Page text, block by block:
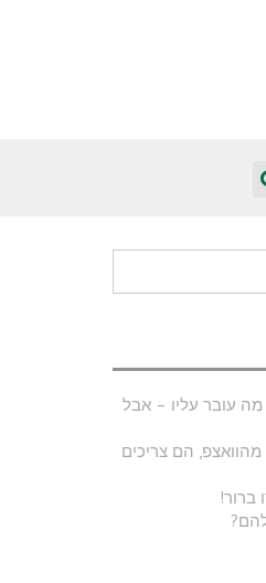
מה עובר עליו – אבל
מהוואצפ, הם צריכים
ברור!